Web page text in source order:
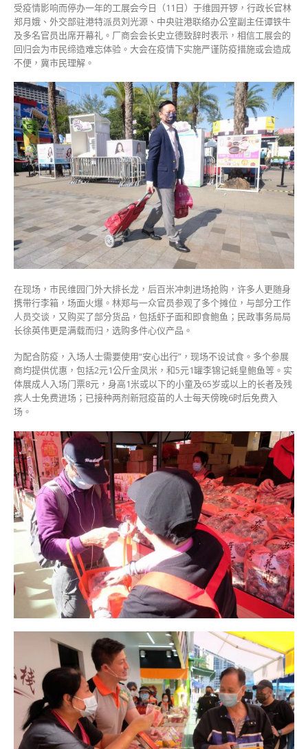
而
归〉
中
受疫情影响而停办一年的工展会今日（11日）于维园开锣，行政长官林
郑月娥、外交部驻港特派员刘光源、中央驻港联络办公室副主任谭铁牛
及多名官员出席开幕礼。厂商会会长史立德致辞时表示，相信工展会的
回归会为市民缔造难忘体验。大会在疫情下实施严谨防疫措施或会造成
不便，冀市民理解。
在现场，市民维园门外大排长龙，后百米冲刺进场抢购，许多人更随身
携带行李箱，场面火爆。林郑与一众官员参观了多个摊位，与部分工作
人员交谈，又购买了部分货品，包括虾子面和即食鲍鱼；民政事务局局
长徐英伟更是满载而归，选购多件心仪产品。
为配合防疫，入场人士需要使用“安心出行”，现场不设试食。多个参展
商均提供优惠，包括2元1公斤金凤米，和5元1罐李锦记蚝皇鲍鱼等。实
体展成人入场门票8元，身高1米或以下的小童及65岁或以上的长者及残
疾人士免费进场；已接种两剂新冠疫苗的人士每天傍晚6时后免费入
场。